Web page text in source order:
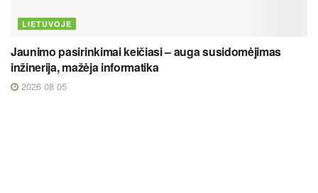
LIETUVOJE
Jaunimo pasirinkimai keičiasi – auga susidomėjimas
inžinerija, mažėja informatika
2026 08 05